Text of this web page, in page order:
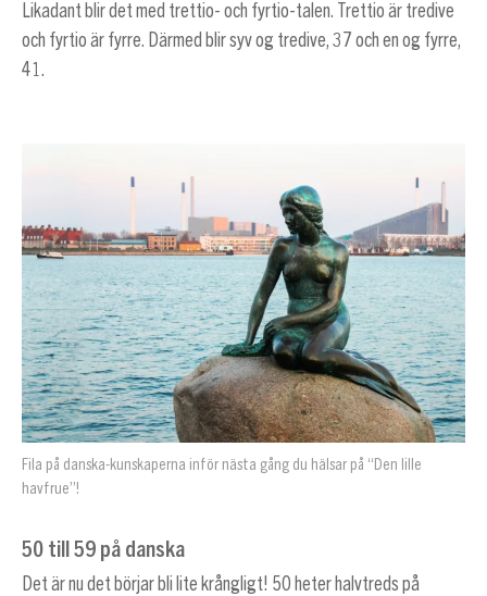
Likadant blir det med trettio- och fyrtio-talen. Trettio är tredive
och fyrtio är fyrre. Därmed blir syv og tredive, 37 och en og fyrre,
41.
Fila på danska-kunskaperna inför nästa gång du hälsar på “Den lille
havfrue”!
50 till 59 på danska
Det är nu det börjar bli lite krångligt! 50 heter halvtreds på